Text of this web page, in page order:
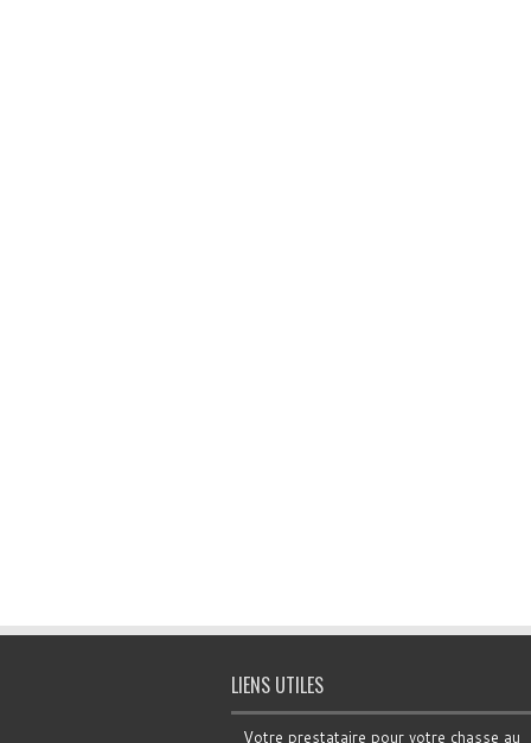
LIENS UTILES
Votre prestataire pour votre chasse au